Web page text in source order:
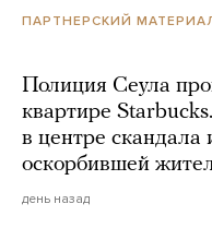
ПАРТНЕРСКИЙ
Полиция Сеула
квартире
в центре скандала
оскорбившей
день назад